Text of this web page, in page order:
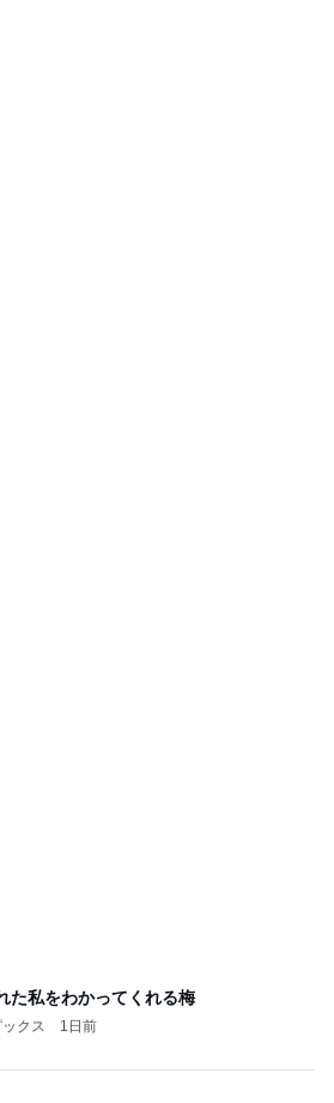
た私をわかってくれる梅
クス 1日前